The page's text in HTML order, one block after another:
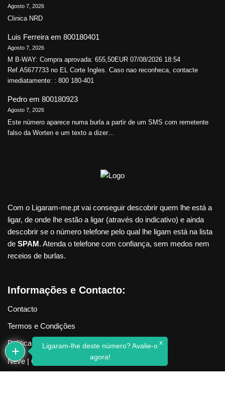
Agosto 7, 2026
Clinica NRD
Luis Ferreira em 800180401
Agosto 7, 2026
M B-WAY: Compra aprovada: 655,50EUR 07/08/2026 18:54
Ref.A5677733 no EL Corte Ingles. Caso nao reconheca, contacte
imediatamente: : 800 180-401
Pedro em 800180923
Agosto 7, 2026
Este número aparece numa burla a partir de um SMS com remetente
falso da Worten e um texto a dizer…
Com o Ligaram-me.pt vai conseguir descobrir quem lhe está a
ligar, de onde lhe estão a ligar (através do indicativo) e ainda
descobrir se o número telefone pelo qual lhe ligam está na lista
de SPAM. Atenda o telefone com confiança, sem medos nem
receios de burlas.
Informações e Contacto:
Contacto
Termos e Condições
Política de Privacidade
Neve| Criado com WordPress
Ligaram-lhe deste número? Avalie-o
agora!
x